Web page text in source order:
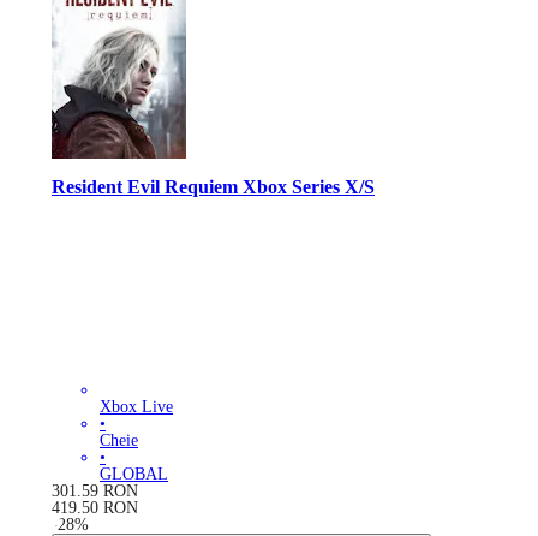
Resident Evil Requiem Xbox Series X/S
Xbox Live
•
Cheie
•
GLOBAL
301.59 RON
419.50 RON
-28%